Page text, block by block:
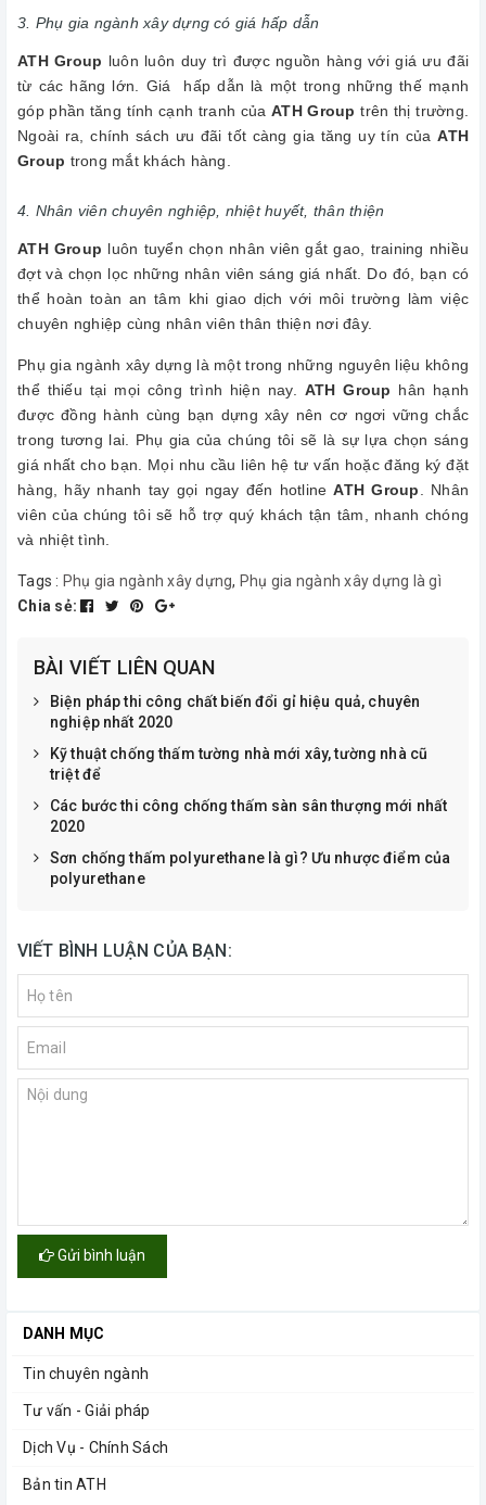
3. Phụ gia ngành xây dựng có giá hấp dẫn
ATH Group luôn luôn duy trì được nguồn hàng với giá ưu đãi
từ các hãng lớn. Giá hấp dẫn là một trong những thế mạnh
góp phần tăng tính cạnh tranh củaATH Group trên thị trường.
Ngoài ra, chính sách ưu đãi tốt càng gia tăng uy tín củaATH
Group trong mắt khách hàng.
4. Nhân viên chuyên nghiệp, nhiệt huyết, thân thiện
ATH Group luôn tuyển chọn nhân viên gắt gao, training nhiều
đợt và chọn lọc những nhân viên sáng giá nhất. Do đó, bạn có
thể hoàn toàn an tâm khi giao dịch với môi trường làm việc
chuyên nghiệp cùng nhân viên thân thiện nơi đây.
Phụ gia ngành xây dựng là một trong những nguyên liệu không
thể thiếu tại mọi công trình hiện nay. ATH Group hân hạnh
được đồng hành cùng bạn dựng xây nên cơ ngơi vững chắc
trong tương lai. Phụ gia của chúng tôi sẽ là sự lựa chọn sáng
giá nhất cho bạn. Mọi nhu cầu liên hệ tư vấn hoặc đăng ký đặt
hàng, hãy nhanh tay gọi ngay đến hotlineATH Group
. Nhân
viên của chúng tôi sẽ hỗ trợ quý khách tận tâm, nhanh chóng
và nhiệt tình.
Tags : Phụ gia ngành xây dựng, Phụ gia ngành xây dựng là gì
Chia sẻ:
BÀI VIẾT LIÊN QUAN
Biện pháp thi công chất biến đổi gỉ hiệu quả, chuyên
nghiệp nhất 2020
Kỹ thuật chống thấm tường nhà mới xây, tường nhà cũ
triệt để
Các bước thi công chống thấm sàn sân thượng mới nhất
2020
Sơn chống thấm polyurethane là gì? Ưu nhược điểm của
polyurethane
VIẾT BÌNH LUẬN CỦA BẠN:
Gửi bình luận
DANH MỤC
Tin chuyên ngành
Tư vấn - Giải pháp
Dịch Vụ - Chính Sách
Bản tin ATH